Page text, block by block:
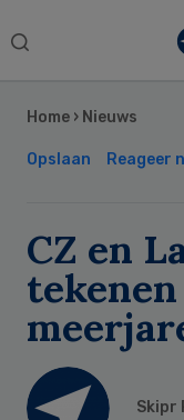
Search
Home › Nieuws
Opslaan Reageer
CZ en
tekenen
Skipr
Sidebar